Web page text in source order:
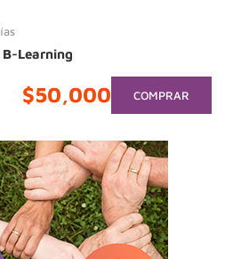
B-Learning
$50,000 COMPRAR